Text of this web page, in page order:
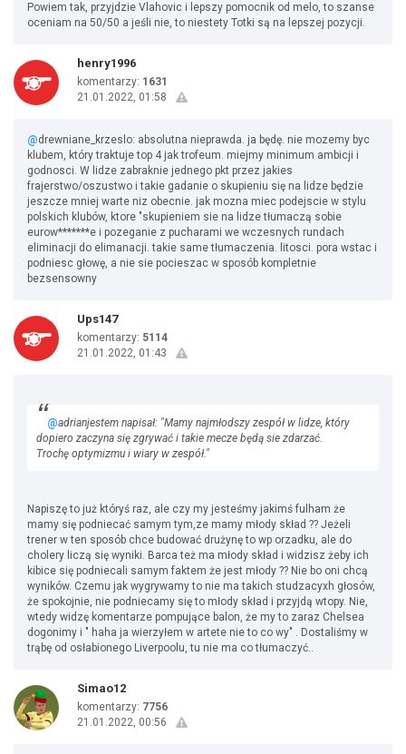
Powiem tak, przyjdzie Vlahovic i lepszy pomocnik od melo, to szanse
oceniam na 50/50 a jeśli nie, to niestety Totki są na lepszej pozycji.
henry1996
komentarzy: 1631
21.01.2022, 01:58
@drewniane_krzeslo: absolutna nieprawda. ja będę. nie mozemy byc
klubem, który traktuje top 4 jak trofeum. miejmy minimum ambicji i
godnosci. W lidze zabraknie jednego pkt przez jakies
frajerstwo/oszustwo i takie gadanie o skupieniu się na lidze będzie
jeszcze mniej warte niz obecnie. jak mozna miec podejscie w stylu
polskich klubów, ktore "skupieniem sie na lidze tłumaczą sobie
eurow*******e i pozeganie z pucharami we wczesnych rundach
eliminacji do elimanacji. takie same tłumaczenia. litosci. pora wstac i
podniesc głowę, a nie sie pocieszac w sposób kompletnie
bezsensowny
Ups147
komentarzy: 5114
21.01.2022, 01:43
@adrianjestem napisał: "Mamy najmłodszy zespół w lidze, który
dopiero zaczyna się zgrywać i takie mecze będą sie zdarzać.
Trochę optymizmu i wiary w zespół."
Napiszę to już któryś raz, ale czy my jesteśmy jakimś fulham że
mamy się podniecać samym tym,ze mamy młody skład ?? Jeżeli
trener w ten sposób chce budować drużynę to wp orzadku, ale do
cholery liczą się wyniki. Barca też ma młody skład i widzisz żeby ich
kibice się podniecali samym faktem że jest młody ?? Nie bo oni chcą
wyników. Czemu jak wygrywamy to nie ma takich studzacyxh głosów,
że spokojnie, nie podniecamy się to młody skład i przyjdą wtopy. Nie,
wtedy widzę komentarze pompujące balon, że my to zaraz Chelsea
dogonimy i " haha ja wierzyłem w artete nie to co wy" . Dostaliśmy w
trąbę od osłabionego Liverpoolu, tu nie ma co tłumaczyć..
Simao12
komentarzy: 7756
21.01.2022, 00:56